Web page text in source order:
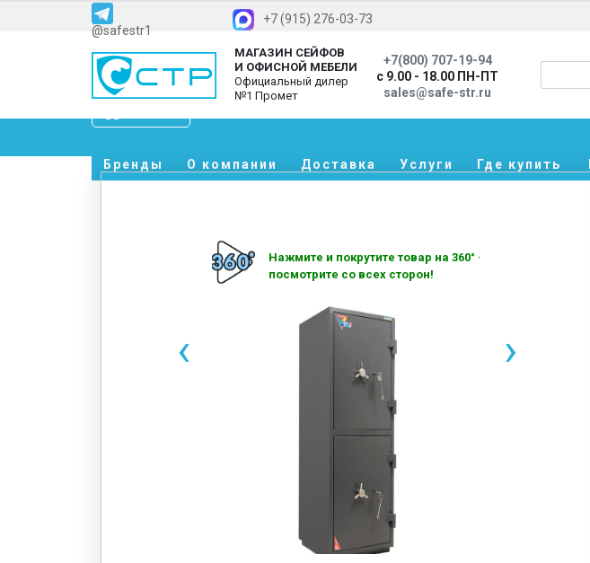
@safestr1
+7 (915) 276-03-73
МАГАЗИН СЕЙФОВ
И ОФИСНОЙ МЕБЕЛИ
Официальный дилер
№1 Промет
+7(800) 707-19-94
с 9.00 - 18.00 ПН-ПТ
sales@safe-str.ru
Бренды О компании Доставка Услуги Где купить
Нажмите и покрутите товар на 360° —
посмотрите со всех сторон!
‹ ›